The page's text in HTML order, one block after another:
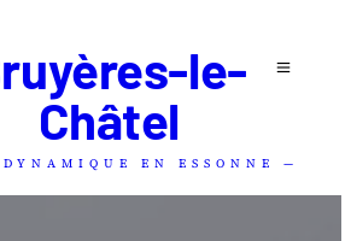
le-
Châtel
EN ESSONNE —